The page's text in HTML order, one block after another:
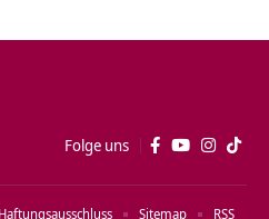
Folge uns
Haftungsausschluss Sitemap RSS